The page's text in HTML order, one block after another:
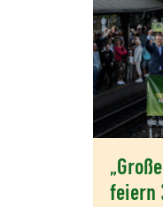
feiern